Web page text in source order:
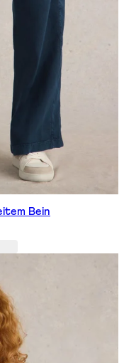
Bein
33,00 €.